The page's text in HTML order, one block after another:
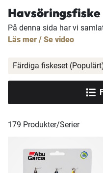
Havsöringsfiske
På denna sida har vi
Läs mer / Se video
179 Produkter/Serier
Färdiga fiskeset